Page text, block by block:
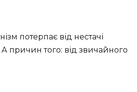
потерпає від нестачі
причин того: від звичайного